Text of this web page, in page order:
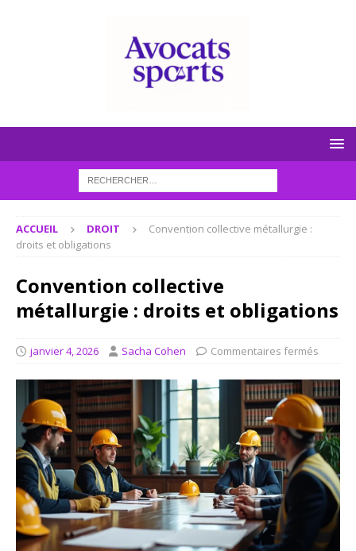
ACCUEIL DROIT
Convention collective métallurgie :
droits et obligations
Convention collective
métallurgie : droits et obligations
janvier 4, 2026 Sacha Cohen Commentaires fermés